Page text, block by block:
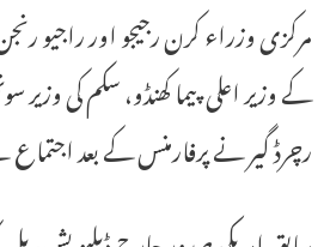
مرکزی وزراء کرن رجیجو اور راجیو
کے وزیر اعلی پیما کھنڈو، سکم کی وزیر
رچرڈ گیر نے پرفارمنس کے بعد